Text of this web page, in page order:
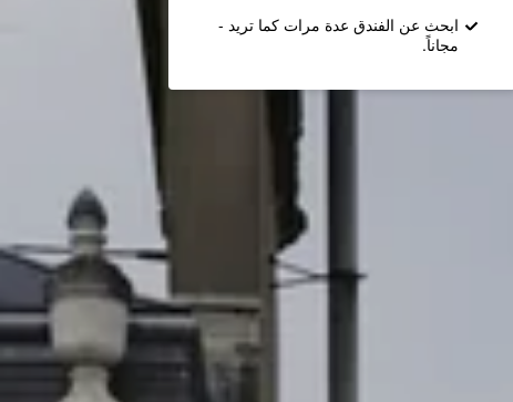
ابحث عن الفندق عدة مرات كما تريد -
مجاناً.